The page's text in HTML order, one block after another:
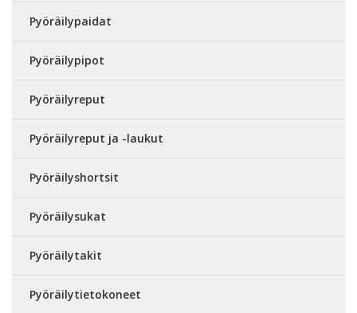
Pyöräilypaidat
Pyöräilypipot
Pyöräilyreput
Pyöräilyreput ja -laukut
Pyöräilyshortsit
Pyöräilysukat
Pyöräilytakit
Pyöräilytietokoneet